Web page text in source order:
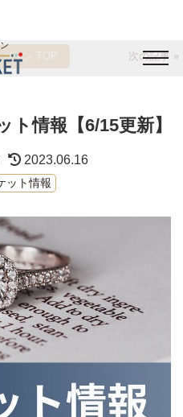
運営会社
ジン TOP 次の記事 »
ト情報【6/15更新】
2023.06.16
ット情報